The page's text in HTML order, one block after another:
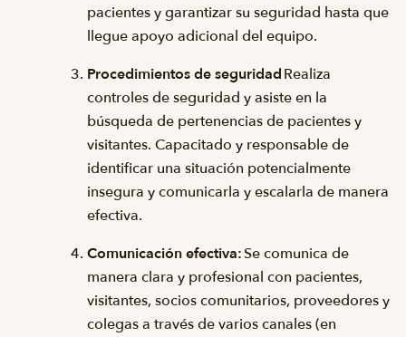
pacientes y garantizar su seguridad hasta que
llegue apoyo adicional del equipo.
Procedimientos de seguridadRealiza
controles de seguridad y asiste en la
búsqueda de pertenencias de pacientes y
visitantes. Capacitado y responsable de
identificar una situación potencialmente
insegura y comunicarla y escalarla de manera
efectiva.
Comunicación efectiva:Se comunica de
manera clara y profesional con pacientes,
visitantes, socios comunitarios, proveedores y
colegas a través de varios canales (en